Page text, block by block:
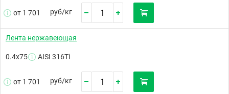
от 1 701 руб/кг
Лента нержавеющая
0.4х75 AISI 316Ti
от 1 701 руб/кг